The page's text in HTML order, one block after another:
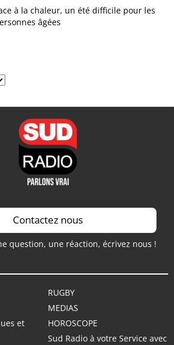
à la chaleur, un été difficile pour les
âgées
Contactez nous
question, une réaction, écrivez nous !
RUGBY
MEDIAS
et
HOROSCOPE
Sud Radio à votre Service avec